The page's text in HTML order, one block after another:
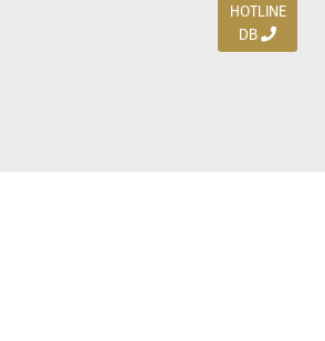
HOTLINE
DB